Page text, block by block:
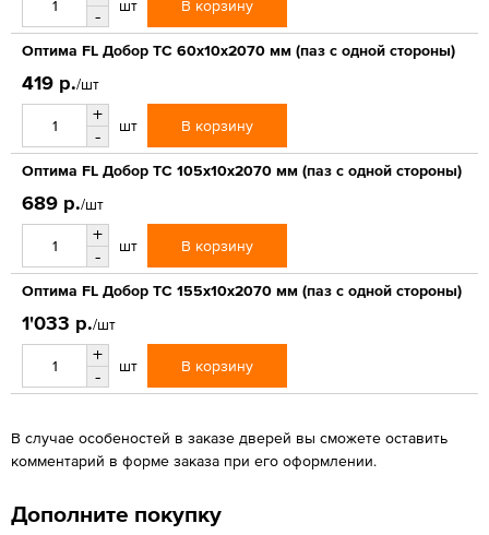
-
шт В корзину
Оптима FL Добор ТС 60х10х2070 мм (паз с одной стороны)
419 р./шт
+
-
шт В корзину
Оптима FL Добор ТС 105х10х2070 мм (паз с одной стороны)
689 р./шт
+
-
шт В корзину
Оптима FL Добор ТС 155х10х2070 мм (паз с одной стороны)
1'033 р./шт
+
-
шт В корзину
В случае особеностей в заказе дверей вы сможете оставить
комментарий в форме заказа при его оформлении.
Дополните покупку